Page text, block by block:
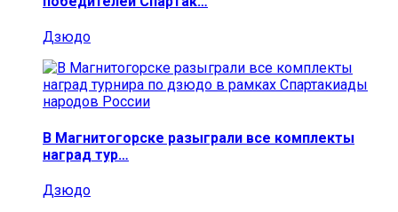
Дзюдо
В Магнитогорске разыграли все комплекты
наград тур…
Дзюдо